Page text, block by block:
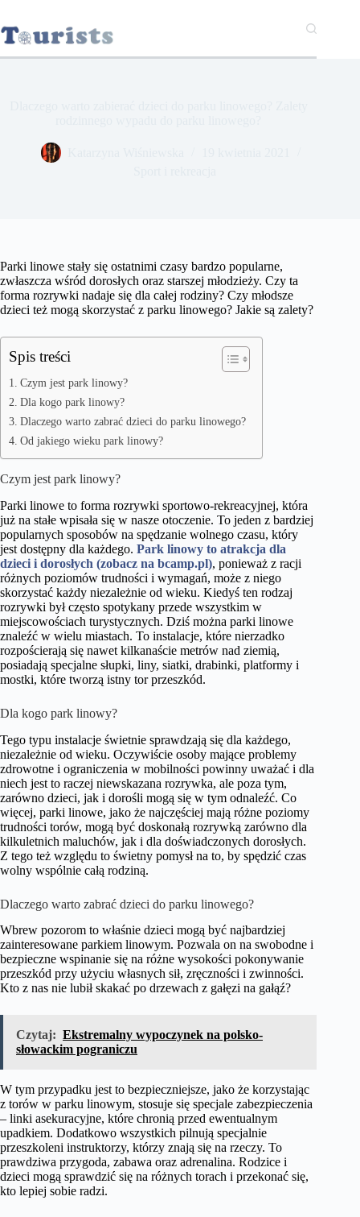
treści
Parki linowe stały się ostatnimi czasy bardzo popularne,
zwłaszcza wśród dorosłych oraz starszej młodzieży. Czy ta
forma rozrywki nadaje się dla całej rodziny? Czy młodsze
dzieci też mogą skorzystać z parku linowego? Jakie są zalety?
Spis treści
Czym jest park linowy?
Dla kogo park linowy?
Dlaczego warto zabrać dzieci do parku linowego?
Od jakiego wieku park linowy?
Czym jest park linowy?
Parki linowe to forma rozrywki sportowo-rekreacyjnej, która
już na stałe wpisała się w nasze otoczenie. To jeden z bardziej
popularnych sposobów na spędzanie wolnego czasu, który
jest dostępny dla każdego. Park linowy to atrakcja dla
dzieci i dorosłych (zobacz na bcamp.pl), ponieważ z racji
różnych poziomów trudności i wymagań, może z niego
skorzystać każdy niezależnie od wieku. Kiedyś ten rodzaj
rozrywki był często spotykany przede wszystkim w
miejscowościach turystycznych. Dziś można parki linowe
znaleźć w wielu miastach. To instalacje, które nierzadko
rozpościerają się nawet kilkanaście metrów nad ziemią,
posiadają specjalne słupki, liny, siatki, drabinki, platformy i
mostki, które tworzą istny tor przeszkód.
Dla kogo park linowy?
Tego typu instalacje świetnie sprawdzają się dla każdego,
niezależnie od wieku. Oczywiście osoby mające problemy
zdrowotne i ograniczenia w mobilności powinny uważać i dla
niech jest to raczej niewskazana rozrywka, ale poza tym,
zarówno dzieci, jak i dorośli mogą się w tym odnaleźć. Co
więcej, parki linowe, jako że najczęściej mają różne poziomy
trudności torów, mogą być doskonałą rozrywką zarówno dla
kilkuletnich maluchów, jak i dla doświadczonych dorosłych.
Z tego też względu to świetny pomysł na to, by spędzić czas
wolny wspólnie całą rodziną.
Dlaczego warto zabrać dzieci do parku linowego?
Wbrew pozorom to właśnie dzieci mogą być najbardziej
zainteresowane parkiem linowym. Pozwala on na swobodne i
bezpieczne wspinanie się na różne wysokości pokonywanie
przeszkód przy użyciu własnych sił, zręczności i zwinności.
Kto z nas nie lubił skakać po drzewach z gałęzi na gałąź?
Czytaj: Ekstremalny wypoczynek na polsko-
słowackim pograniczu
W tym przypadku jest to bezpieczniejsze, jako że korzystając
z torów w parku linowym, stosuje się specjale zabezpieczenia
– linki asekuracyjne, które chronią przed ewentualnym
upadkiem. Dodatkowo wszystkich pilnują specjalnie
przeszkoleni instruktorzy, którzy znają się na rzeczy. To
prawdziwa przygoda, zabawa oraz adrenalina. Rodzice i
dzieci mogą sprawdzić się na różnych torach i przekonać się,
kto lepiej sobie radzi.